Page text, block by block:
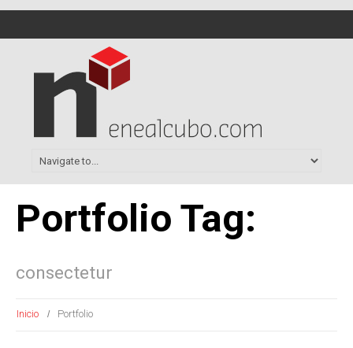
Portfolio Tag:
consectetur
Inicio Portfolio